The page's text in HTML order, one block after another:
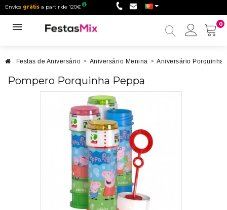
Envios grátis a partir de 120€
0
Minha
Festas de Aniversário > Aniversário Menina > Aniversário Porquinha
Pompero Porquinha Peppa